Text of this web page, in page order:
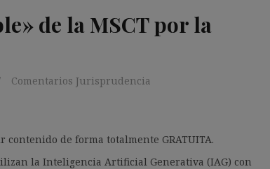
de la MSCT por la
Comentarios Jurisprudencia
de forma totalmente GRATUITA.
la Inteligencia Artificial Generativa (IAG) con